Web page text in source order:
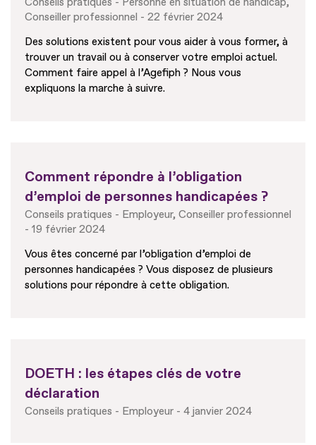
Conseils pratiques
Personne en situation de handicap
Conseiller professionnel
22 février 2024
Des solutions existent pour vous aider à vous former, à
trouver un travail ou à conserver votre emploi actuel.
Comment faire appel à l’Agefiph ? Nous vous
expliquons la marche à suivre.
Comment répondre à l’obligation
d’emploi de personnes handicapées ?
Conseils pratiques Employeur Conseiller professionnel
19 février 2024
Vous êtes concerné par l’obligation d’emploi de
personnes handicapées ? Vous disposez de plusieurs
solutions pour répondre à cette obligation.
DOETH : les étapes clés de votre
déclaration
Conseils pratiques Employeur 4 janvier 2024